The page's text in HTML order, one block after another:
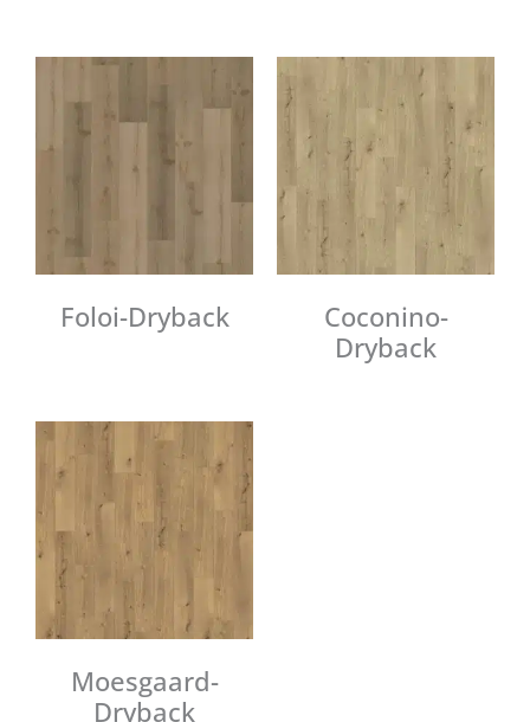
Foloi-Dryback
Coconino-
Dryback
Moesgaard-
Dryback